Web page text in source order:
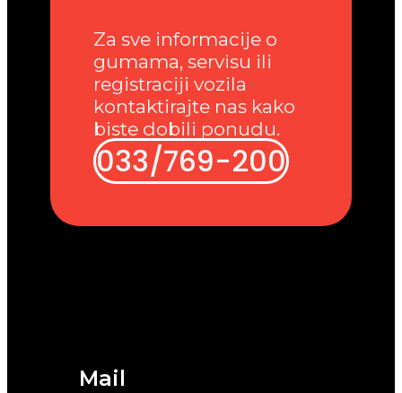
Mail
Za sve informacije o
gumama, servisu ili
registraciji vozila
kontaktirajte nas kako
biste dobili ponudu.
033/769-200